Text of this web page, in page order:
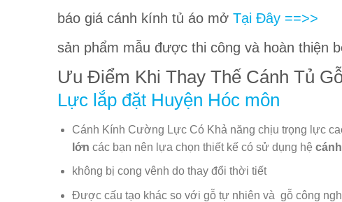
báo giá cánh kính tủ áo mở Tại Đây ==>>
sản phẩm mẫu được thi công và hoàn thiện
Ưu Điểm Khi Thay Thế Cánh Tủ
Lực lắp đặt Huyện Hóc môn
Cánh Kính Cường Lực Có Khả năng chịu trọng lực
lớn các bạn nên lựa chọn thiết kế có sử dụng hệ
không bị cong vênh do thay đổi thời tiết
Được cấu tạo khác so với gỗ tự nhiên và gỗ công